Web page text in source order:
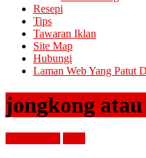
Resepi
Tips
Tawaran Iklan
Site Map
Hubungi
Laman Web Yang Patut
jongkong